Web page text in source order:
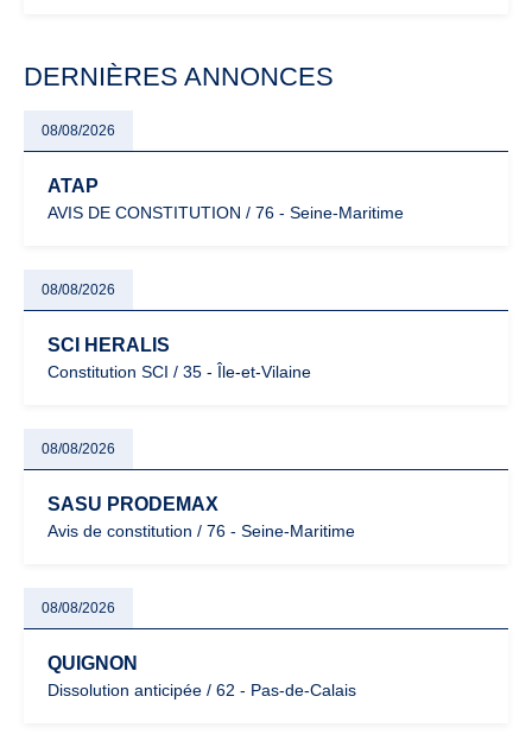
DERNIÈRES ANNONCES
08/08/2026
ATAP
AVIS DE CONSTITUTION / 76 - Seine-Maritime
08/08/2026
SCI HERALIS
Constitution SCI / 35 - Île-et-Vilaine
08/08/2026
SASU PRODEMAX
Avis de constitution / 76 - Seine-Maritime
08/08/2026
QUIGNON
Dissolution anticipée / 62 - Pas-de-Calais